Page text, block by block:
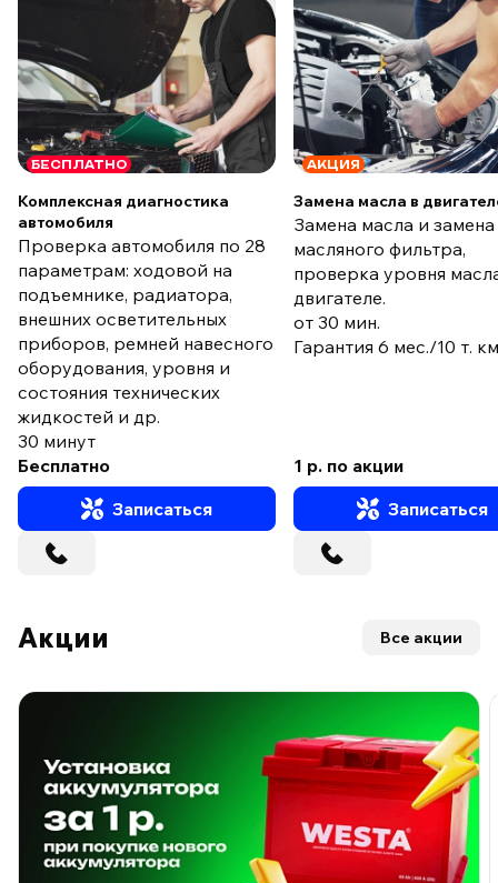
БЕСПЛАТНО
Комплексная диагностика
автомобиля
Проверка автомобиля по 28
параметрам: ходовой на
подъемнике, радиатора,
внешних осветительных
приборов, ремней навесного
оборудования, уровня и
состояния технических
жидкостей и др.
30 минут
Бесплатно
Записаться
АКЦИЯ
Замена масла в
Замена масла и замена
масляного фильтра,
проверка уровня
двигателе.
от 30 мин.
Гарантия 6 мес./10 т.
1 р. по акции
Записаться
Акции Все акции